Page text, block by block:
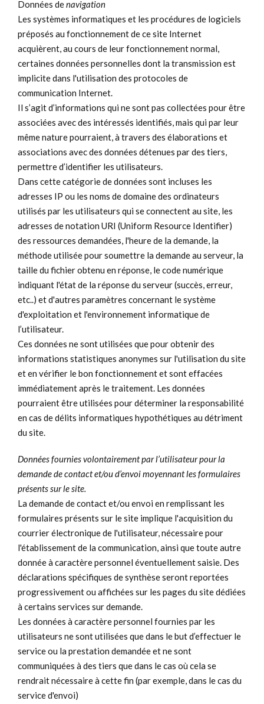
Données denavigation
Les systèmes informatiques et les procédures de logiciels
préposés au fonctionnement de ce site Internet
acquièrent, au cours de leur fonctionnement normal,
certaines données personnelles dont la transmission est
implicite dans l'utilisation des protocoles de
communication Internet.
Il s’agit d’informations qui ne sont pas collectées pour être
associées avec des intéressés identifiés, mais qui par leur
même nature pourraient, à travers des élaborations et
associations avec des données détenues par des tiers,
permettre d’identifier les utilisateurs.
Dans cette catégorie de données sont incluses les
adresses IP ou les noms de domaine des ordinateurs
utilisés par les utilisateurs qui se connectent au site, les
adresses de notation URI (Uniform Resource Identifier)
des ressources demandées, l'heure de la demande, la
méthode utilisée pour soumettre la demande au serveur, la
taille du fichier obtenu en réponse, le code numérique
indiquant l'état de la réponse du serveur (succès, erreur,
etc..) et d'autres paramètres concernant le système
d'exploitation et l'environnement informatique de
l’utilisateur.
Ces données ne sont utilisées que pour obtenir des
informations statistiques anonymes sur l'utilisation du site
et en vérifier le bon fonctionnement et sont effacées
immédiatement après le traitement. Les données
pourraient être utilisées pour déterminer la responsabilité
en cas de délits informatiques hypothétiques au détriment
du site.
Données fournies volontairement par l’utilisateur pour la
demande de contact et/ou d’envoi moyennant les formulaires
présents sur le site.
La demande de contact et/ou envoi en remplissant les
formulaires présents sur le site implique l'acquisition du
courrier électronique de l'utilisateur, nécessaire pour
l'établissement de la communication, ainsi que toute autre
donnée à caractère personnel éventuellement saisie. Des
déclarations spécifiques de synthèse seront reportées
progressivement ou affichées sur les pages du site dédiées
à certains services sur demande.
Les données à caractère personnel fournies par les
utilisateurs ne sont utilisées que dans le but d’effectuer le
service ou la prestation demandée et ne sont
communiquées à des tiers que dans le cas où cela se
rendrait nécessaire à cette fin (par exemple, dans le cas du
service d'envoi)